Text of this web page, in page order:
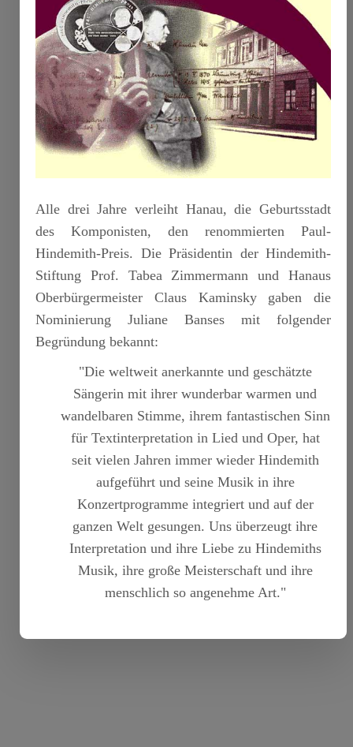
Alle drei Jahre verleiht Hanau, die Geburtsstadt
des Komponisten, den renommierten Paul-
Hindemith-Preis. Die Präsidentin der Hindemith-
Stiftung Prof. Tabea Zimmermann und Hanaus
Oberbürgermeister Claus Kaminsky gaben die
Nominierung Juliane Banses mit folgender
Begründung bekannt:
"Die weltweit anerkannte und geschätzte
Sängerin mit ihrer wunderbar warmen und
wandelbaren Stimme, ihrem fantastischen Sinn
für Textinterpretation in Lied und Oper, hat
seit vielen Jahren immer wieder Hindemith
aufgeführt und seine Musik in ihre
Konzertprogramme integriert und auf der
ganzen Welt gesungen. Uns überzeugt ihre
Interpretation und ihre Liebe zu Hindemiths
Musik, ihre große Meisterschaft und ihre
menschlich so angenehme Art."